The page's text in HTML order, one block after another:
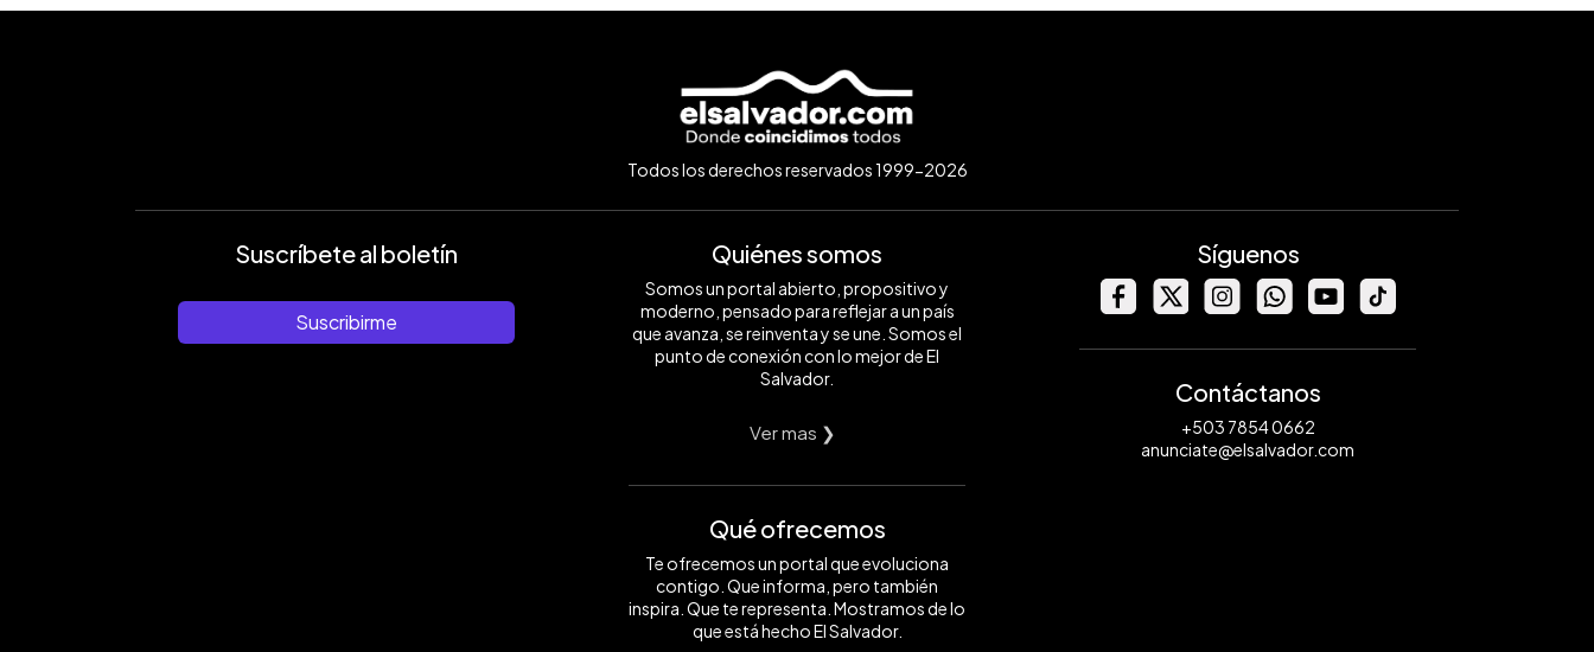
Todos los derechos reservados 1999-2026
Suscríbete al boletín
Suscribirme
Quiénes somos
Somos un portal abierto, propositivo y
moderno, pensado para reflejar a un país
que avanza, se reinventa y se une. Somos el
punto de conexión con lo mejor de El
Salvador.
Ver mas ❯
Qué ofrecemos
Te ofrecemos un portal que evoluciona
contigo. Que informa, pero también
inspira. Que te representa. Mostramos de lo
que está hecho El Salvador.
Síguenos
Contáctanos
+503 7854 0662
anunciate@elsalvador.com